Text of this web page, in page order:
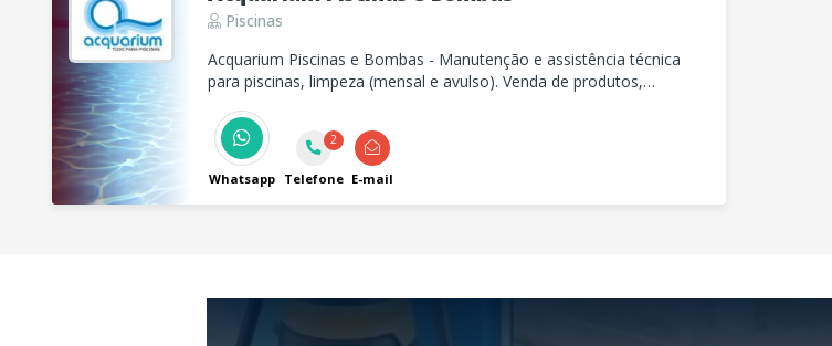
Piscinas
Acquarium Piscinas e Bombas - Manutenção e assistência técnica
para piscinas, limpeza (mensal e avulso). Venda de produtos,
Whatsapp
2
Telefone E-mail